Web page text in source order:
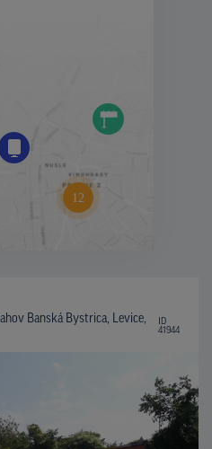
Banská Bystrica, Levice,
ID
41944